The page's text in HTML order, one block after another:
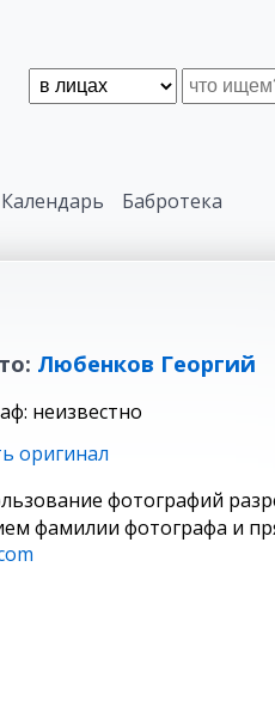
Календарь Бабротека
Любенков Георгий
неизвестно
оригинал
фотографий
фамилии фотографа и